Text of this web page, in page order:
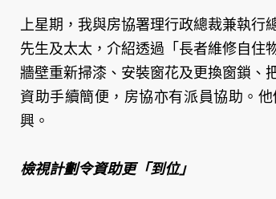
上星期，我與房協署理行政總裁兼執
先生及太太，介紹透過「長者維修自住
牆壁重新掃漆、安裝窗花及更換窗鎖、
資助手續簡便，房協亦有派員協助。
興。
檢視計劃令資助更「到位」